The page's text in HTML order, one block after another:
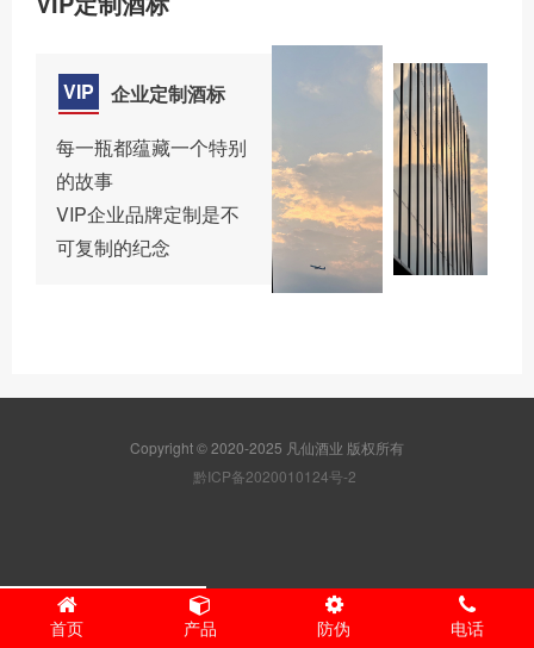
服务中心
VIP
企业定制酒标
每一瓶都蕴藏一个特别
的故事
VIP企业品牌定制是不
可复制的纪念
Copyright © 2020-2025 凡仙酒业 版权所有
黔ICP备2020010124号-2
首页 产品 防伪 电话